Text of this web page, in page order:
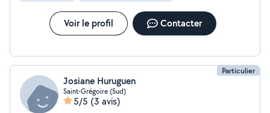
Voir le profil Contacter
Particulier
Josiane Huruguen
Saint-Grégoire (Sud)
5/5 (3 avis)